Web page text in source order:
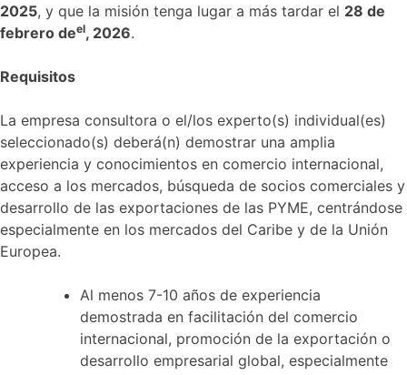
2025, y que la misión tenga lugar a más tardar el 28 de
febrero deel, 2026.
Requisitos
La empresa consultora o el/los experto(s) individual(es)
seleccionado(s) deberá(n) demostrar una amplia
experiencia y conocimientos en comercio internacional,
acceso a los mercados, búsqueda de socios comerciales y
desarrollo de las exportaciones de las PYME, centrándose
especialmente en los mercados del Caribe y de la Unión
Europea.
Al menos 7-10 años de experiencia
demostrada en facilitación del comercio
internacional, promoción de la exportación o
desarrollo empresarial global, especialmente